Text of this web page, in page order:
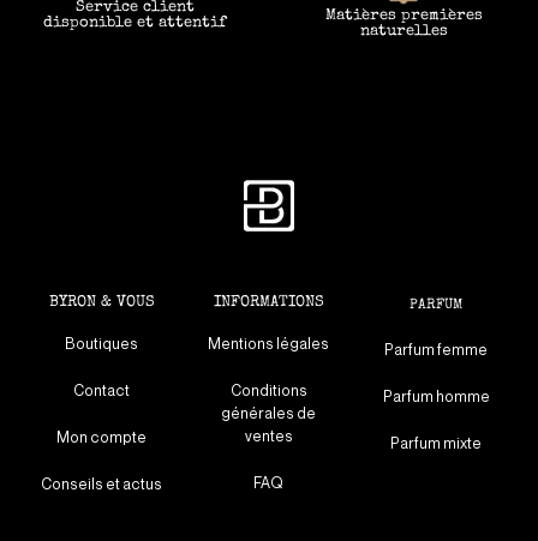
Service client
disponible et attentif Matières premières
naturelles
BYRON & VOUS
Boutiques
Contact
Mon compte
Conseils et actus
INFORMATIONS
Mentions légales
Conditions
générales de
ventes
FAQ
PARFUM
Parfum femme
Parfum homme
Parfum mixte